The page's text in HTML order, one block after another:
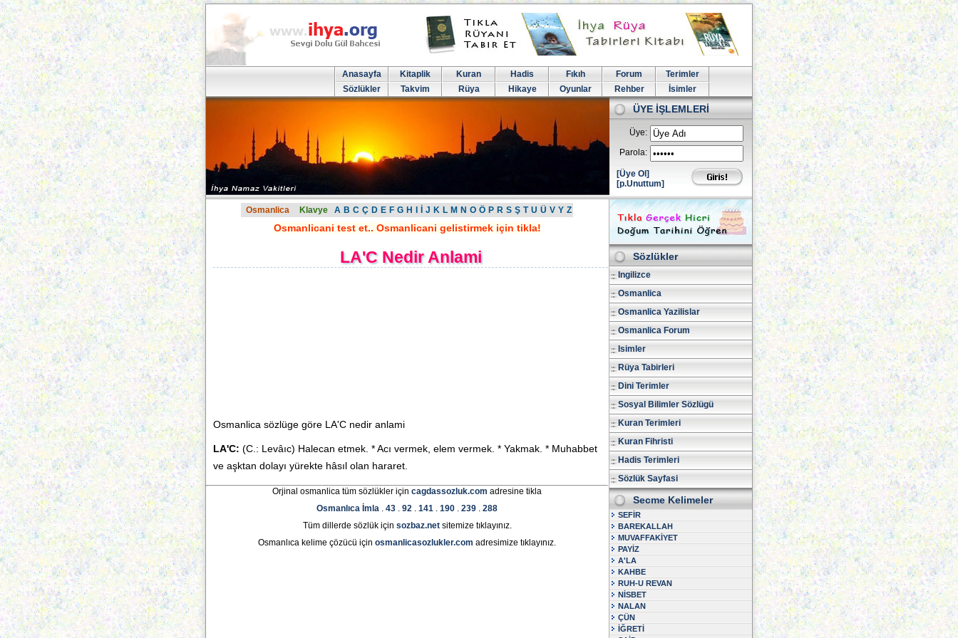
Anasayfa Kitaplik Kuran Hadis Fıkıh Forum
Terimler
Sözlükler
Takvim Rüya Hikaye Oyunlar Rehber İsimler
ÜYE İŞLEMLERİ
Üye:
Parola:
[Üye Ol]
[p.Unuttum]
Osmanlica Klavye A B C Ç D E F G H J K L M N O Ö P R S Ş T U Ü V Y Z
Osmanlicani test et.. Osmanlicani gelistirmek için tikla!
LA'C Nedir Anlami
Osmanlica sözlüge göre LA'C nedir anlami
LA'C: (C.: Levâıc) Halecan etmek. * Acı vermek, elem vermek. * Yakmak. * Muhabbet
ve aşktan dolayı yürekte hâsıl olan hararet.
Orjinal osmanlica tüm sözlükler için cagdassozluk.com adresine tikla
Osmanlıca İmla . 43 . 92 . 141 . 190 . 239 . 288
Tüm dillerde sözlük için sozbaz.netsitemize tıklayınız.
Osmanlıca kelime çözücü için osmanlicasozlukler.com adresimize tıklayınız.
Sözlükler
Ingilizce
Osmanlica
Osmanlica Yazilislar
Osmanlica Forum
Isimler
Rüya Tabirleri
Dini Terimler
Sosyal Bilimler Sözlügü
Kuran Terimleri
Kuran Fihristi
Hadis Terimleri
Sözlük Sayfasi
Secme Kelimeler
SEFİR
BAREKALLAH
MUVAFFAKİYET
PAYİZ
A'LA
KAHBE
RUH-U REVAN
NİSBET
NALAN
ÇÜN
İĞRETİ